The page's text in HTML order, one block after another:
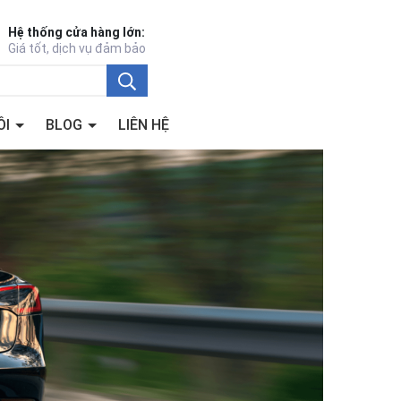
Hệ thống cửa hàng lớn:
Giá tốt, dịch vụ đảm bảo
BLOG LIÊN HỆ